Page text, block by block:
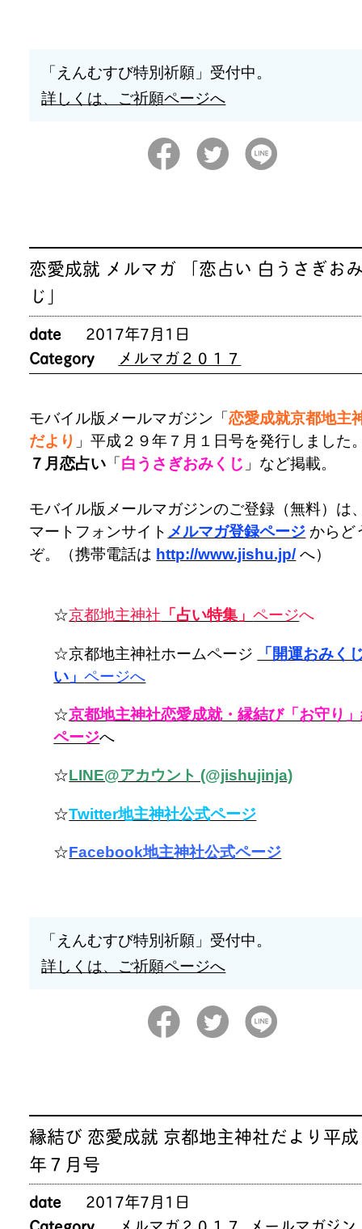
「えんむすび特別祈願」受付中。
詳しくは、ご祈願ページへ
恋愛成就 メルマガ 「恋占い 白うさぎお
じ」
date
2017年7月1日
Category
メルマガ２０１７
モバイル版メールマガジン「恋愛成就京都地主
だより 」平成２９年７月１日号を発行しました
７月恋占い 「白うさぎおみくじ 」など掲載。
モバイル版メールマガジンのご登録（無料）は
マートフォンサイト メルマガ登録ページ からど
ぞ。（携帯電話は http://www.jishu.jp/ へ）
☆京都地主神社 「占い特集」ページへ
☆京都地主神社ホームページ
「開運おみく
い」ページへ
☆京都地主神社恋愛成就・縁結び「お守り
ページへ
☆LINE@アカウント (@jishujinja)
☆Twitter地主神社公式ページ
☆Facebook地主神社公式ページ
「えんむすび特別祈願」受付中。
詳しくは、ご祈願ページへ
縁結び 恋愛成就 京都地主神社だより平
年７月号
date
2017年7月1日